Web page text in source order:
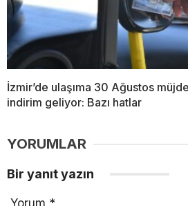
İzmir’de ulaşıma 30 Ağustos
indirim geliyor: Bazı hatlar
YORUMLAR
Bir yanıt yazın